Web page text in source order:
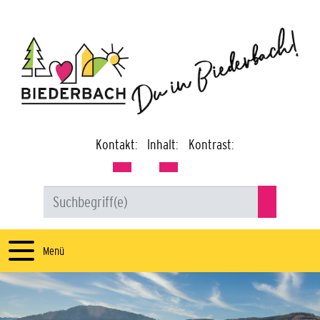
Kontakt: Inhalt: Kontrast:
Menü